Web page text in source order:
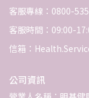
客服專線：0800-
客服時間：09:00-
信箱：
公司資訊